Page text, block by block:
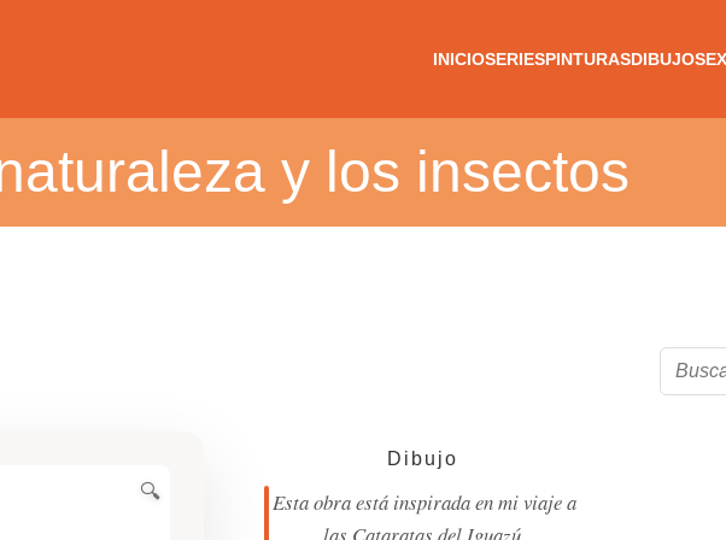
INICIOSERIESPINTURASDIBUJOS
y los insectos
Dibujo
Esta obra está inspirada en mi viaje a